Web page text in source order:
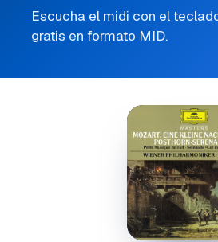
Escucha el midi con el
gratis en formato MID.